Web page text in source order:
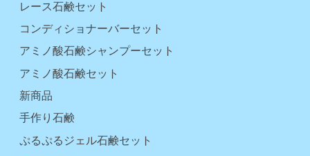
レース石鹸セット
コンディショナーバーセット
アミノ酸石鹸シャンプーセット
アミノ酸石鹸セット
新商品
手作り石鹸
ぷるぷるジェル石鹸セット